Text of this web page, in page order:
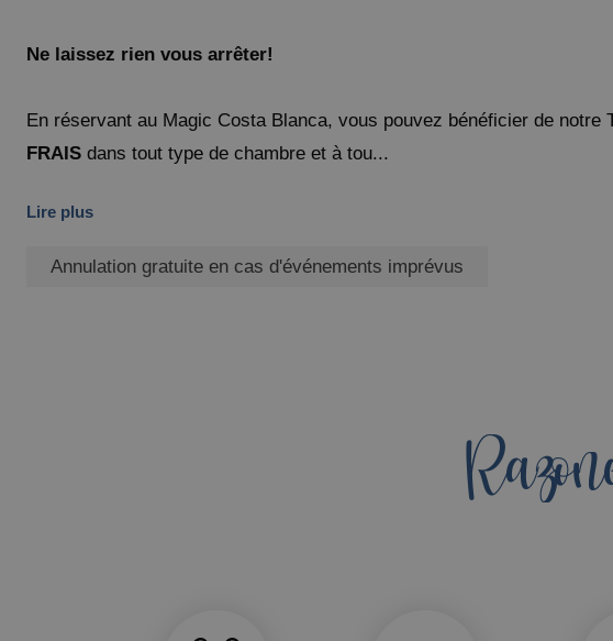
Ne laissez rien vous arrêter!
En réservant au Magic Costa Blanca, vous pouvez bénéficier de notre
FRAIS dans tout type de chambre et à tou...
Lire plus
Annulation gratuite en cas d'événements imprévus